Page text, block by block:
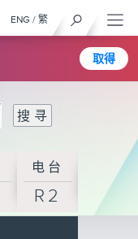
取得
ENG / 繁
电台
R2